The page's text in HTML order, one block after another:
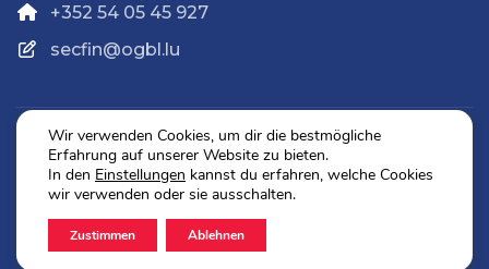
+352 54 05 45 927
secfin@ogbl.lu
Datenschutz
Impressum
2026 © OGBL. Alle Rechte vorbehalten.
Wir verwenden Cookies, um dir die bestmögliche
Erfahrung auf unserer Website zu bieten.
In den Einstellungen kannst du erfahren, welche Cookies
wir verwenden oder sie ausschalten.
Zustimmen Ablehnen